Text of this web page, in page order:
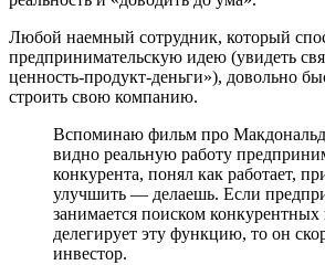
Любой наемный сотрудник, который
предпринимательскую идею (увидеть
ценность-продукт-деньги»), довольно
строить свою компанию.
Вспоминаю фильм про
видно реальную работу
конкурента, понял как работает,
улучшить — делаешь. Если
занимается поиском
делегирует эту функцию, то он
инвестор.